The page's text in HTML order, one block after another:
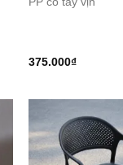
375.000₫